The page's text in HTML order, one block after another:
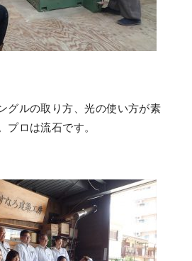
グルの取り方、光の使い方が素
プロは流石です。